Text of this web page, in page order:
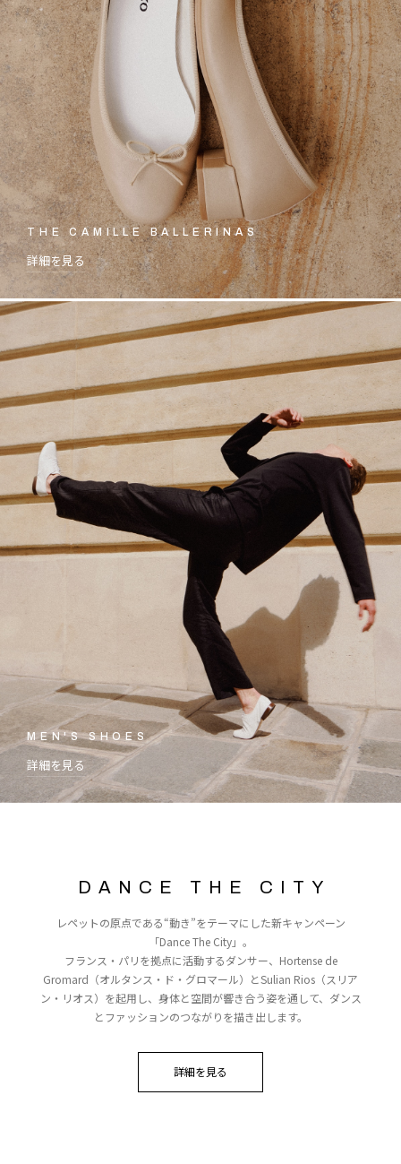
THE CAMILLE BALLERINAS
詳細を見る
MEN'S SHOES
詳細を見る
DANCE THE CITY
レペットの原点である“動き”をテーマにした新キャンペーン
「Dance The City」。
フランス・パリを拠点に活動するダンサー、Hortense de
Gromard（オルタンス・ド・グロマール）とSulian Rios（スリア
ン・リオス）を起用し、身体と空間が響き合う姿を通して、ダンス
とファッションのつながりを描き出します。
詳細を見る